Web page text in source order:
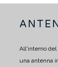
All'interno del
una antenna